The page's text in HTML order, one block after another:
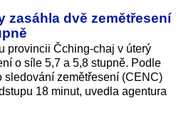
zasáhla dvě zemětřesení
provincii Čching-chaj v úterý
o síle 5,7 a 5,8 stupně. Podle
sledování zemětřesení (CENC)
18 minut, uvedla agentura